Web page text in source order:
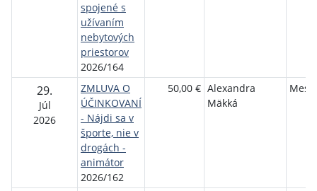
spojené s
užívaním
nebytových
priestorov
2026/164
29.
Júl
2026
ZMLUVA O
ÚČINKOVANÍ
- Nájdi sa v
športe, nie v
drogách -
animátor
2026/162
50,00 € Alexandra
Mäkká